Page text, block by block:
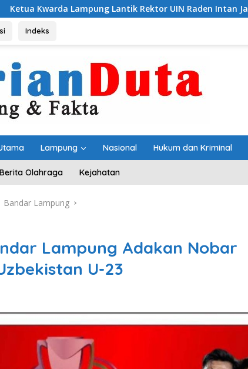
Lantik Rektor UIN Raden Intan Jadi Kamabigus
Indeks
Lampung Nasional Hukum dan Kriminal
Berita Olahraga Kejahatan
Bandar Lampung
Lampung Adakan Nobar
U-23